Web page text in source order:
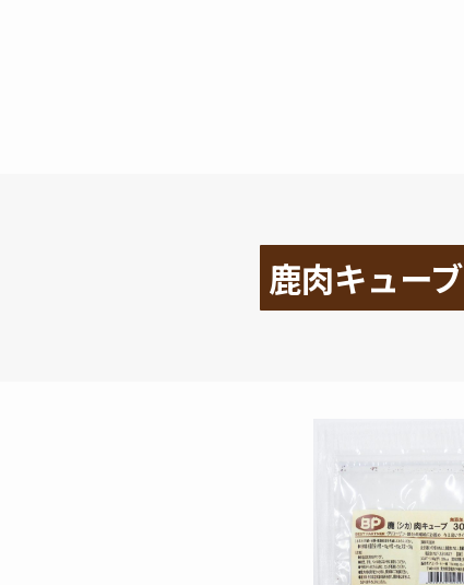
鹿肉キューブ